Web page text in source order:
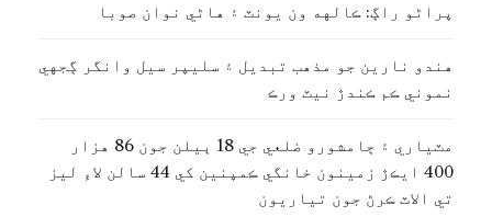
پراڻو راڳ: ڪالهه ون يونٽ ۽ هاڻي نوان صوبا
هندو نارين جو مذهب تبديل ۽ سليپر سيل وانگر ڳجهي
نموني ڪم ڪندڙ نيٽ ورڪ
مٽياري ۽ ڄامشورو ضلعي جي 18 ٻيلن جون 86 هزار
400 ايڪڙ زمينون خانگي ڪمپنين کي 44 سالن لاءِ ليز
تي الاٽ ڪرڻ جون تياريون